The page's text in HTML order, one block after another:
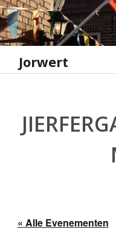
Ga
naar
de
Jorwert
« Alle Evenementen